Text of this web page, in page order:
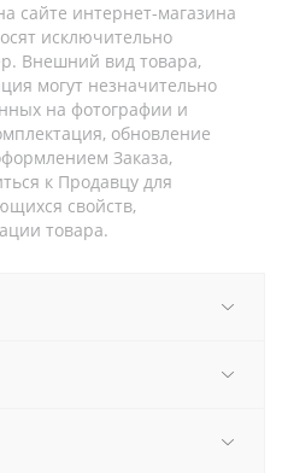
сайте интернет-магазина
исключительно
Внешний вид товара,
могут незначительно
на фотографии и
обновление
Заказа,
к Продавцу для
свойств,
товара.